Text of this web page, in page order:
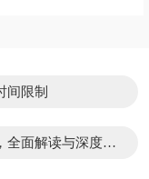
间限制
全面解读与深度剖